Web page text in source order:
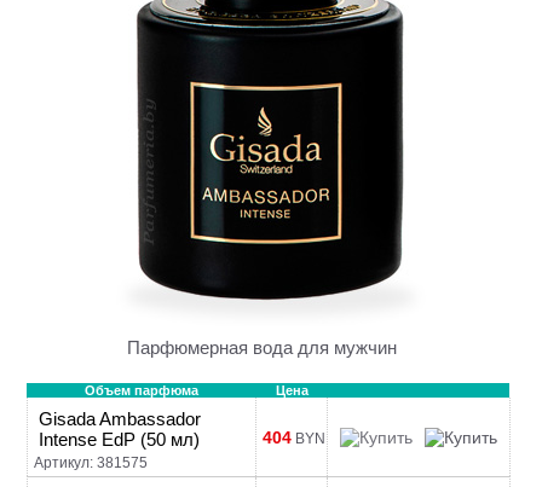
Парфюмерная вода для мужчин
Объем парфюма Цена
Gisada Ambassador
Intense EdP (50 мл)
Артикул: 381575
404 BYN